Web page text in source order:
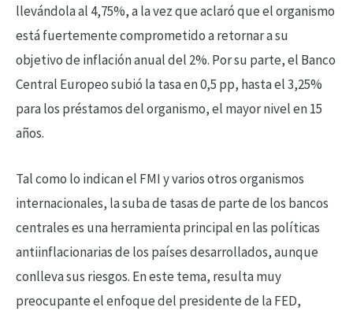
llevándola al 4,75%, a la vez que aclaró que el organismo
está fuertemente comprometido a retornar a su
objetivo de inflación anual del 2%. Por su parte, el Banco
Central Europeo subió la tasa en 0,5 pp, hasta el 3,25%
para los préstamos del organismo, el mayor nivel en 15
años.
Tal como lo indican el FMI y varios otros organismos
internacionales, la suba de tasas de parte de los bancos
centrales es una herramienta principal en las políticas
antiinflacionarias de los países desarrollados, aunque
conlleva sus riesgos. En este tema, resulta muy
preocupante el enfoque del presidente de la FED,